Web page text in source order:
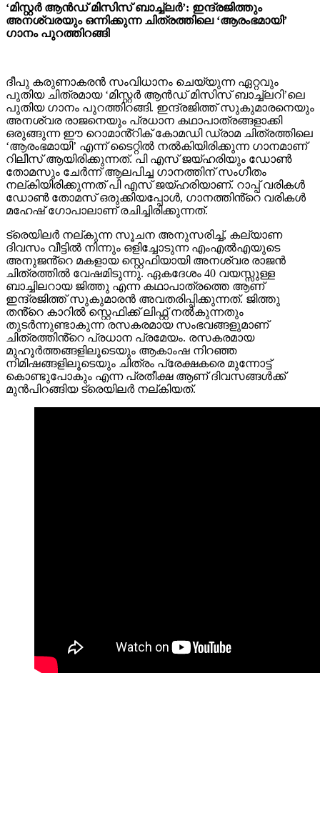
‘മിസ്റ്റർ ആൻഡ് മിസിസ് ബാച്ച്‌ലർ’: ഇന്ദ്രജിത്തും
അനശ്വരയും ഒന്നിക്കുന്ന ചിത്രത്തിലെ ‘ആരംഭമായി’
ഗാനം പുറത്തിറങ്ങി
ദീപു കരുണാകരൻ സംവിധാനം ചെയ്യുന്ന ഏറ്റവും
പുതിയ ചിത്രമായ ‘മിസ്റ്റർ ആൻഡ് മിസിസ് ബാച്ച്‌ലറി’ലെ
പുതിയ ഗാനം പുറത്തിറങ്ങി. ഇന്ദ്രജിത്ത് സുകുമാരനെയും
അനശ്വര രാജനെയും പ്രധാന കഥാപാത്രങ്ങളാക്കി
ഒരുങ്ങുന്ന ഈ റൊമാൻ്റിക് കോമഡി ഡ്രാമ ചിത്രത്തിലെ
‘ആരംഭമായി’ എന്ന് ടൈറ്റിൽ നൽകിയിരിക്കുന്ന ഗാനമാണ്
റിലീസ് ആയിരിക്കുന്നത്. പി എസ് ജയ്ഹരിയും ഡോൺ
തോമസും ചേർന്ന് ആലപിച്ച ഗാനത്തിന് സംഗീതം
നല്കിയിരിക്കുന്നത് പി എസ് ജയ്ഹരിയാണ്. റാപ്പ് വരികൾ
ഡോൺ തോമസ് ഒരുക്കിയപ്പോൾ, ഗാനത്തിൻ്റെ വരികൾ
മഹേഷ് ഗോപാലാണ് രചിച്ചിരിക്കുന്നത്.
ട്രെയിലർ നല്കുന്ന സൂചന അനുസരിച്ച്, കല്യാണ
ദിവസം വീട്ടിൽ നിന്നും ഒളിച്ചോടുന്ന എംഎൽഎയുടെ
അനുജൻ്റെ മകളായ സ്റ്റെഫിയായി അനശ്വര രാജൻ
ചിത്രത്തിൽ വേഷമിടുന്നു. ഏകദേശം 40 വയസ്സുള്ള
ബാച്ചിലറായ ജിത്തു എന്ന കഥാപാത്രത്തെ ആണ്
ഇന്ദ്രജിത്ത് സുകുമാരൻ അവതരിപ്പിക്കുന്നത്. ജിത്തു
തൻ്റെ കാറിൽ സ്റ്റെഫിക്ക് ലിഫ്റ്റ് നൽകുന്നതും
തുടർന്നുണ്ടാകുന്ന രസകരമായ സംഭവങ്ങളുമാണ്
ചിത്രത്തിൻ്റെ പ്രധാന പ്രമേയം. രസകരമായ
മുഹൂർത്തങ്ങളിലൂടെയും ആകാംഷ നിറഞ്ഞ
നിമിഷങ്ങളിലൂടെയും ചിത്രം പ്രേക്ഷകരെ മുന്നോട്ട്
കൊണ്ടുപോകും എന്ന പ്രതീക്ഷ ആണ് ദിവസങ്ങൾക്ക്
മുൻപിറങ്ങിയ ട്രെയിലർ നല്കിയത്.